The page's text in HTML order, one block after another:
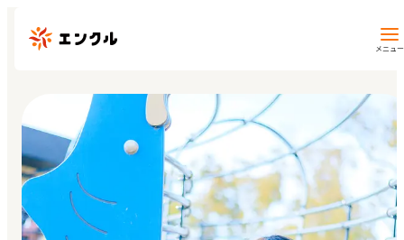
メニュー
保育園・幼稚園を探す
地図から探す
地域から探す